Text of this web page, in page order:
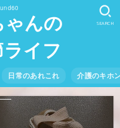
んの
イフ
日常のあれこれ 介護のキホ
SEARCH